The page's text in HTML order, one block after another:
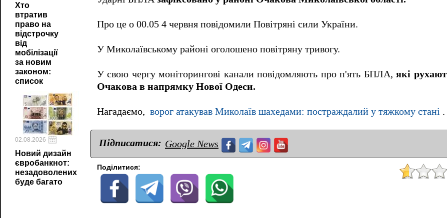
Хто
втратив
право на
відстрочку
від
мобілізації
за новим
законом:
список
02.08.2026
Новий дизайн
євробанкнот:
незадоволених
буде багато
Про це о 00.05 4 червня повідомили Повітряні сили України.
У Миколаївському районі оголошено повітряну тривогу.
У свою чергу моніторингові канали повідомляють про п'ять БПЛА,які
Очакова в напрямку Нової Одеси.
Нагадаємо, ворог атакував Миколаїв шахедами: постраждалий у тяжкому стані .
Підписатися: Google News
Поділитися: